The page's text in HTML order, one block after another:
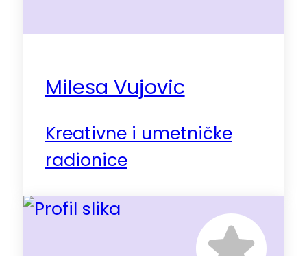
Milesa Vujovic
Kreativne i umetničke
radionice